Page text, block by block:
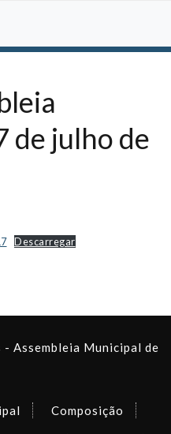
de julho de
Descarregar
Assembleia Municipal de
Composição